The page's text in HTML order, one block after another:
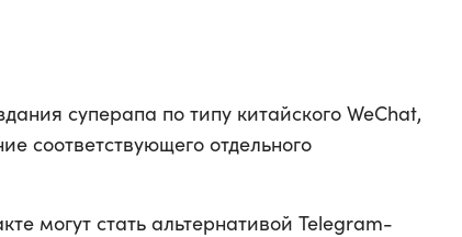
суперапа по типу китайского WeChat,
соответствующего отдельного
могут стать альтернативой Telegram-